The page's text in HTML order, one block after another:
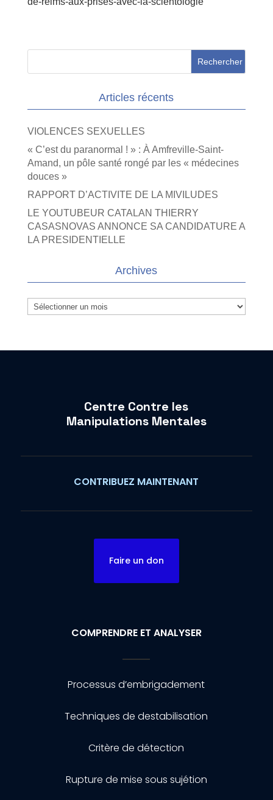
Articles récents
VIOLENCES SEXUELLES
« C’est du paranormal ! » : À Amfreville-Saint-
Amand, un pôle santé rongé par les « médecines
douces »
RAPPORT D’ACTIVITE DE LA MIVILUDES
LE YOUTUBEUR CATALAN THIERRY
CASASNOVAS ANNONCE SA CANDIDATURE A
LA PRESIDENTIELLE
Archives
Archives
Centre Contre les
Manipulations Mentales
CONTRIBUEZ MAINTENANT
Faire un don
COMPRENDRE ET ANALYSER
Processus d’embrigadement
Techniques de destabilisation
Critère de détection
Rupture de mise sous sujétion